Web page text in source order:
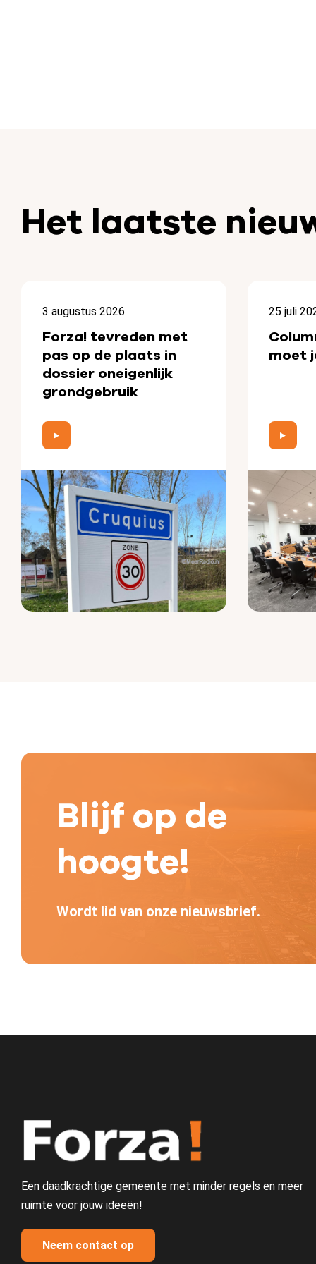
Het laatste
3 augustus 2026
Forza! tevreden met
pas op de plaats in
dossier oneigenlijk
grondgebruik
25 juli
moet
Blijf op de
hoogte!
Wordt lid van onze nieuwsbrief.
Een daadkrachtige gemeente met minder regels en meer
ruimte voor jouw ideeën!
Neem contact op